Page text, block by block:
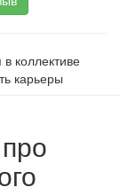
коллективе
карьеры